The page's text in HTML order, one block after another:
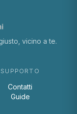
vicino a te.
SUPPORTO
Contatti
Guide